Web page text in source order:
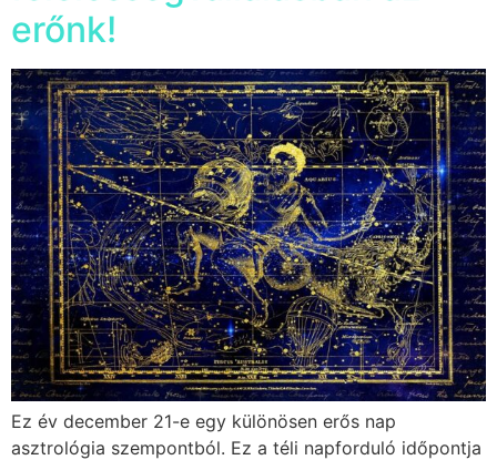
erőnk!
Ez év december 21-e egy különösen erős nap
asztrológia szempontból. Ez a téli napforduló időpontja